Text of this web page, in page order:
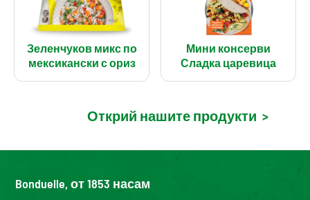
Зеленчуков микс по
мексикански с ориз
Мини консерви
Сладка царевица
Открий нашите продукти >
Bonduelle, от 1853 насам